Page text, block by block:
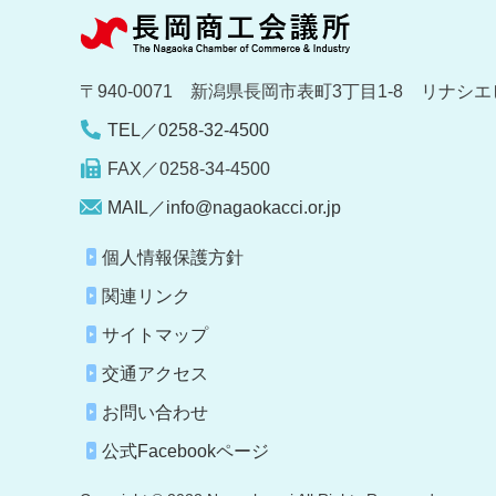
〒940-0071 新潟県長岡市表町3丁目1-8 リナシエ
TEL／0258-32-4500
FAX／0258-34-4500
MAIL／info@nagaokacci.or.jp
個人情報保護方針
関連リンク
サイトマップ
交通アクセス
お問い合わせ
公式Facebookページ